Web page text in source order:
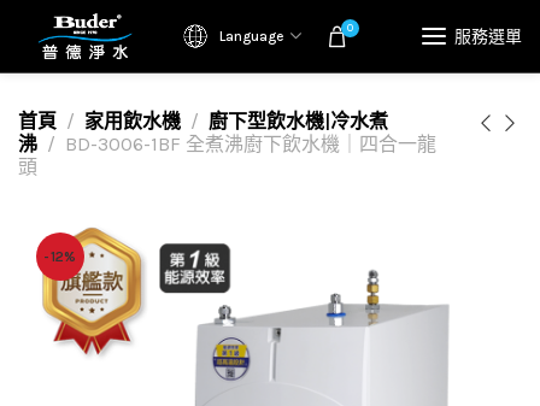
Language 0 服務選單
首頁 家用飲水機
廚下型飲水機|冷水煮
沸
BD-3006-1BF 全煮沸廚下飲水機｜四合一龍
頭
-12%